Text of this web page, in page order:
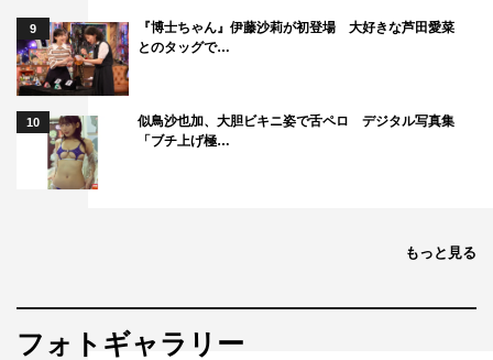
9
『博士ちゃん』伊藤沙莉が初登場 大好きな芦田愛菜
とのタッグで…
10
似鳥沙也加、大胆ビキニ姿で舌ペロ デジタル写真集
「ブチ上げ極…
もっと見る
フォトギャラリー